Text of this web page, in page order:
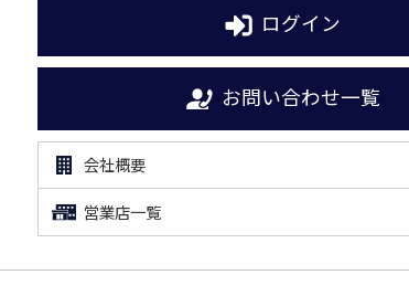
ログイン
お問い合わせ一覧
会社概要
営業店一覧